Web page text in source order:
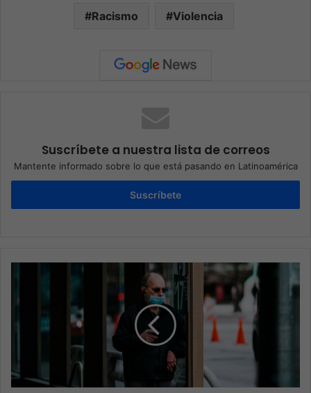
Racismo Violencia
Suscríbete a nuestra lista de correos
Mantente informado sobre lo que está pasando en Latinoamérica
Suscríbete